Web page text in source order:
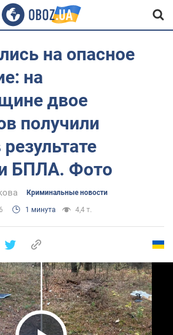
на опасное
на
двое
получили
БПЛА. Фото
Криминальные новости
1 минута 4,4 т.